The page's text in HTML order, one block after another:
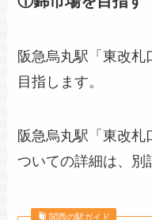
阪急烏丸駅「東改札
目指します。
阪急烏丸駅「東改札
ついての詳細は、別
関西の駅ガイド